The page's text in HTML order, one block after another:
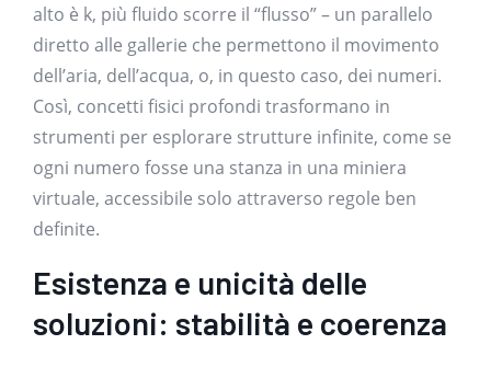
alto è k, più fluido scorre il “flusso” – un parallelo
diretto alle gallerie che permettono il movimento
dell’aria, dell’acqua, o, in questo caso, dei numeri.
Così, concetti fisici profondi trasformano in
strumenti per esplorare strutture infinite, come se
ogni numero fosse una stanza in una miniera
virtuale, accessibile solo attraverso regole ben
definite.
Esistenza e unicità delle
soluzioni: stabilità e coerenza